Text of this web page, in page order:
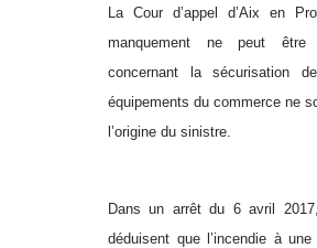
La Cour d’appel d’Aix en
manquement ne peut être
concernant la sécurisation
équipements du commerce ne
l’origine du sinistre.
Dans un arrêt du 6 avril
déduisent que l’incendie à